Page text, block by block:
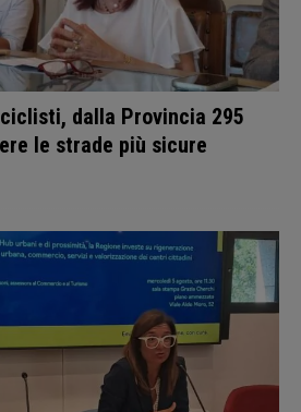
dalla Provincia 295
le strade più sicure